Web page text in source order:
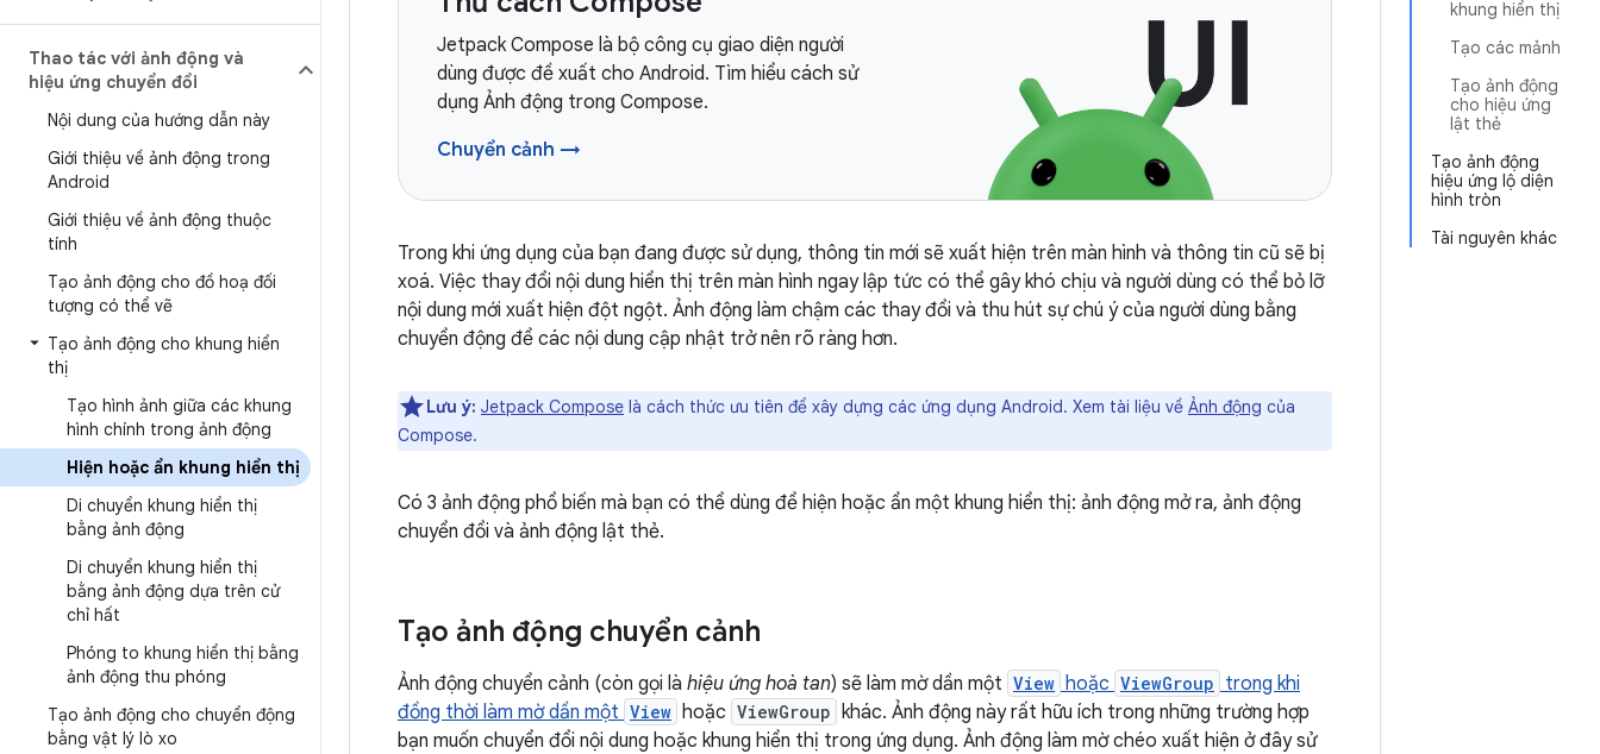
Thao tác với ảnh động và
hiệu ứng chuyển đổi
Nội dung của hướng dẫn này
Giới thiệu về ảnh động trong
Android
Giới thiệu về ảnh động thuộc
tính
Tạo ảnh động cho đồ hoạ đối
tượng có thể vẽ
Tạo ảnh động cho khung hiển
thị
Tạo hình ảnh giữa các khung
hình chính trong ảnh động
Hiện hoặc ẩn khung hiển thị
Di chuyển khung hiển thị
bằng ảnh động
Di chuyển khung hiển thị
bằng ảnh động dựa trên cử
chỉ hất
Phóng to khung hiển thị bằng
ảnh động thu phóng
Tạo ảnh động cho chuyển động
bằng vật lý lò xo
khung hiển thị
Tạo các mảnh
Tạo ảnh động
cho hiệu ứng
lật thẻ
Tạo ảnh động
hiệu ứng lộ diện
hình tròn
Tài nguyên khác
Jetpack Compose là bộ công cụ giao diện người
dùng được đề xuất cho Android. Tìm hiểu cách sử
dụng Ảnh động trong Compose.
Chuyển cảnh →
Trong khi ứng dụng của bạn đang được sử dụng, thông tin mới sẽ xuất hiện trên màn hình và thông tin cũ sẽ bị
xoá. Việc thay đổi nội dung hiển thị trên màn hình ngay lập tức có thể gây khó chịu và người dùng có thể bỏ lỡ
nội dung mới xuất hiện đột ngột. Ảnh động làm chậm các thay đổi và thu hút sự chú ý của người dùng bằng
chuyển động để các nội dung cập nhật trở nên rõ ràng hơn.
Lưu ý: Jetpack Compose là cách thức ưu tiên để xây dựng các ứng dụng Android. Xem tài liệu về Ảnh động của
Compose.
Có 3 ảnh động phổ biến mà bạn có thể dùng để hiện hoặc ẩn một khung hiển thị: ảnh động mở ra, ảnh động
chuyển đổi và ảnh động lật thẻ.
Tạo ảnh động chuyển cảnh
Ảnh động chuyển cảnh (còn gọi là hiệu ứng hoà tan) sẽ làm mờ dần một View hoặc ViewGroup trong khi
đồng thời làm mờ dần một View hoặc ViewGroup khác. Ảnh động này rất hữu ích trong những trường hợp
bạn muốn chuyển đổi nội dung hoặc khung hiển thị trong ứng dụng. Ảnh động làm mờ chéo xuất hiện ở đây sử